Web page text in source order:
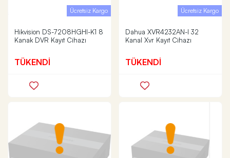
Ücretsiz Kargo
Hikvision DS-7208HGHI-K1 8
Kanak DVR Kayıt Cihazı
TÜKENDİ
Ücretsiz Kargo
Dahua XVR4232AN-I 32
Kanal Xvr Kayıt Cihazı
TÜKENDİ